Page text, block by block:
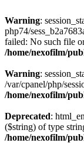
Warning:
php74/
failed: No such file
/home/nexofilm/
Warning:
/var/cpanel/php/
/home/nexofilm/
Deprecated:
($string) of type
/home/nexofilm/